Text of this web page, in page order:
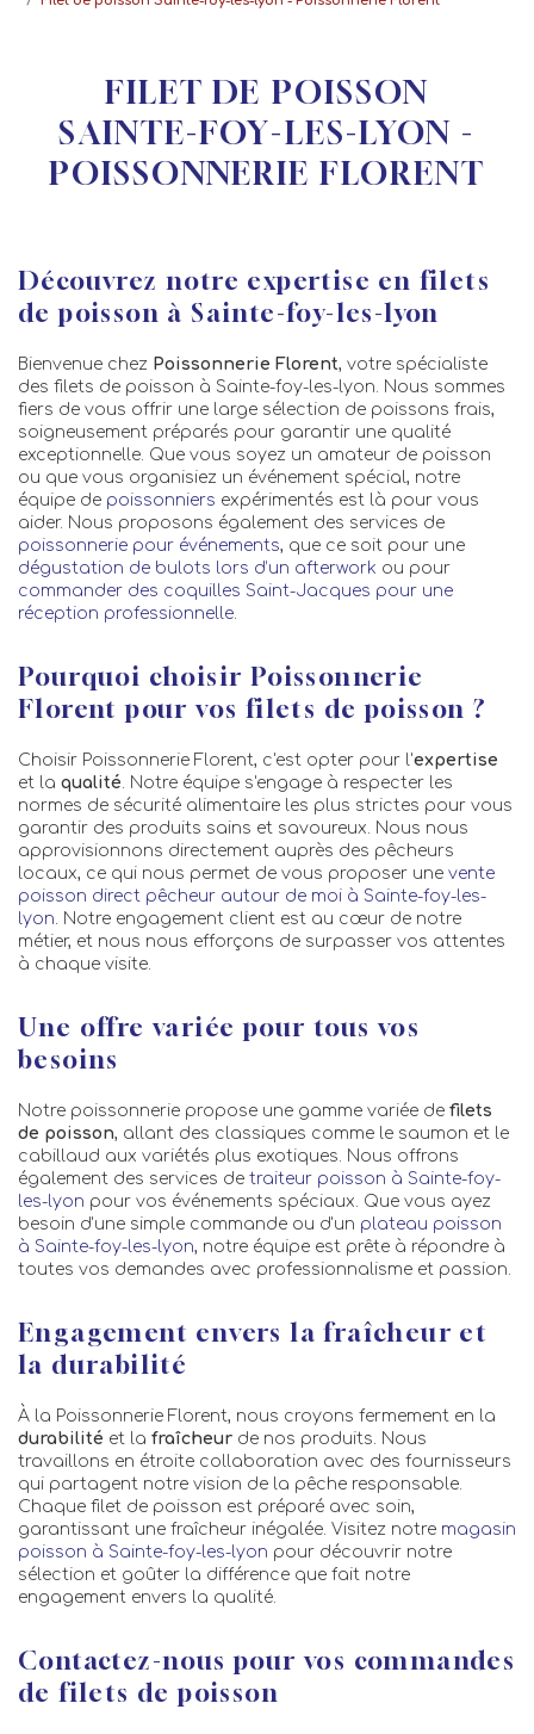
FILET DE POISSON
SAINTE-FOY-LES-LYON -
POISSONNERIE FLORENT
Découvrez notre expertise en filets
de poisson à Sainte-foy-les-lyon
Bienvenue chez Poissonnerie Florent, votre spécialiste
des filets de poisson à Sainte-foy-les-lyon. Nous sommes
fiers de vous offrir une large sélection de poissons frais,
soigneusement préparés pour garantir une qualité
exceptionnelle. Que vous soyez un amateur de poisson
ou que vous organisiez un événement spécial, notre
équipe de poissonniers expérimentés est là pour vous
aider. Nous proposons également des services de
poissonnerie pour événements, que ce soit pour une
dégustation de bulots lors d’un afterwork ou pour
commander des coquilles Saint-Jacques pour une
réception professionnelle.
Pourquoi choisir Poissonnerie
Florent pour vos filets de poisson ?
Choisir Poissonnerie Florent, c'est opter pour l'expertise
et la qualité. Notre équipe s'engage à respecter les
normes de sécurité alimentaire les plus strictes pour vous
garantir des produits sains et savoureux. Nous nous
approvisionnons directement auprès des pêcheurs
locaux, ce qui nous permet de vous proposer une vente
poisson direct pêcheur autour de moi à Sainte-foy-les-
lyon. Notre engagement client est au cœur de notre
métier, et nous nous efforçons de surpasser vos attentes
à chaque visite.
Une offre variée pour tous vos
besoins
Notre poissonnerie propose une gamme variée de filets
de poisson, allant des classiques comme le saumon et le
cabillaud aux variétés plus exotiques. Nous offrons
également des services de traiteur poisson à Sainte-foy-
les-lyon pour vos événements spéciaux. Que vous ayez
besoin d'une simple commande ou d'un plateau poisson
à Sainte-foy-les-lyon, notre équipe est prête à répondre à
toutes vos demandes avec professionnalisme et passion.
Engagement envers la fraîcheur et
la durabilité
À la Poissonnerie Florent, nous croyons fermement en la
durabilité et la fraîcheur de nos produits. Nous
travaillons en étroite collaboration avec des fournisseurs
qui partagent notre vision de la pêche responsable.
Chaque filet de poisson est préparé avec soin,
garantissant une fraîcheur inégalée. Visitez notre magasin
poisson à Sainte-foy-les-lyon pour découvrir notre
sélection et goûter la différence que fait notre
engagement envers la qualité.
Contactez-nous pour vos commandes
de filets de poisson